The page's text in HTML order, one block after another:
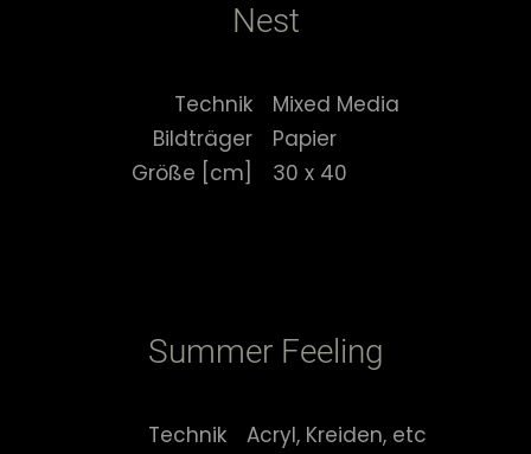
Nest
Technik
Mixed Media
Bildträger
Papier
Größe [cm]
30 x 40
Summer Feeling
Technik
Acryl, Kreiden, etc